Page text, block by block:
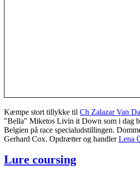
Kæmpe stort tillykke til Ch Zalazar Van
"Bella" Miketos Livin it Down som i dag
Belgien på race specialudstillingen.
Gerhard Cox. Opdrætter og handlerLena
Lure coursing